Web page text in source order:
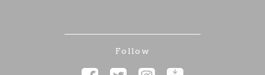
Follow